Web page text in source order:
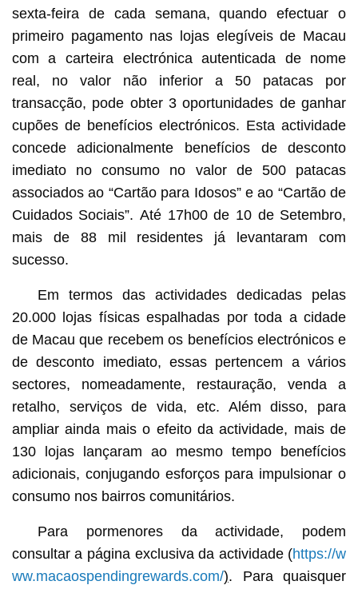
sexta-feira de cada semana, quando efectuar o
primeiro pagamento nas lojas elegíveis de Macau
com a carteira electrónica autenticada de nome
real, no valor não inferior a 50 patacas por
transacção, pode obter 3 oportunidades de ganhar
cupões de benefícios electrónicos. Esta actividade
concede adicionalmente benefícios de desconto
imediato no consumo no valor de 500 patacas
associados ao “Cartão para Idosos” e ao “Cartão de
Cuidados Sociais”. Até 17h00 de 10 de Setembro,
mais de 88 mil residentes já levantaram com
sucesso.
Em termos das actividades dedicadas pelas
20.000 lojas físicas espalhadas por toda a cidade
de Macau que recebem os benefícios electrónicos e
de desconto imediato, essas pertencem a vários
sectores, nomeadamente, restauração, venda a
retalho, serviços de vida, etc. Além disso, para
ampliar ainda mais o efeito da actividade, mais de
130 lojas lançaram ao mesmo tempo benefícios
adicionais, conjugando esforços para impulsionar o
consumo nos bairros comunitários.
Para pormenores da actividade, podem
consultar a página exclusiva da actividade (https://w
ww.macaospendingrewards.com/). Para quaisquer